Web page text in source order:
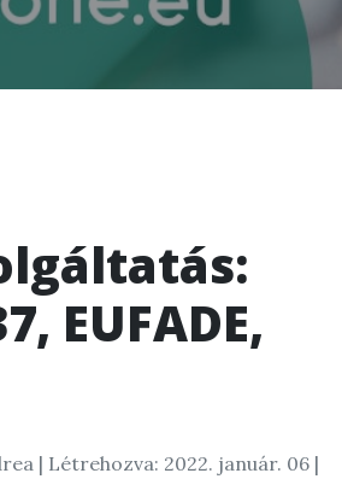
EUFADE,
| Létrehozva: 2022. január. 06 |